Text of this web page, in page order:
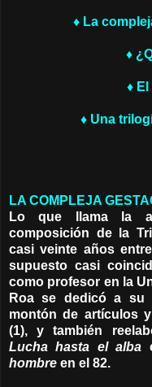
♦ La
♦
♦
♦ Una
LA COMPLEJA
Lo que llama la
composición de la
casi veinte años entre
supuesto casi
como profesor en la
Roa se dedicó a
montón de artículos
(1), y también
Lucha hasta el alba
hombre en el 82.